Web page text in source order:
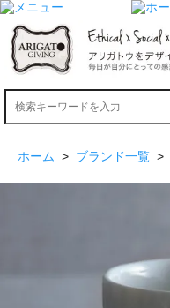
ホーム > ブランド一覧 >